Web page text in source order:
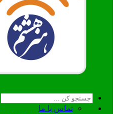
تماس با ما